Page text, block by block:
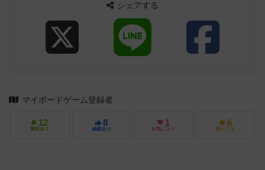
シェアする
マイボードゲーム登録者
12
興味あり
8
経験あり
1
お気に入り
6
持ってる